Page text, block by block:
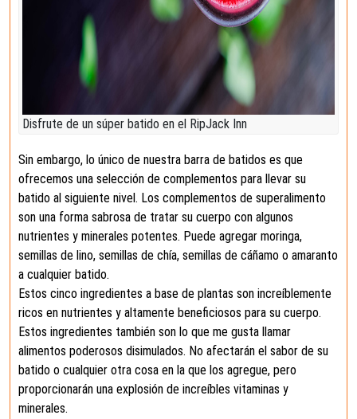
Disfrute de un súper batido en el RipJack Inn
Sin embargo, lo único de nuestra barra de batidos es que
ofrecemos una selección de complementos para llevar su
batido al siguiente nivel. Los complementos de superalimento
son una forma sabrosa de tratar su cuerpo con algunos
nutrientes y minerales potentes. Puede agregar moringa,
semillas de lino, semillas de chía, semillas de cáñamo o amaranto
a cualquier batido.
Estos cinco ingredientes a base de plantas son increíblemente
ricos en nutrientes y altamente beneficiosos para su cuerpo.
Estos ingredientes también son lo que me gusta llamar
alimentos poderosos disimulados. No afectarán el sabor de su
batido o cualquier otra cosa en la que los agregue, pero
proporcionarán una explosión de increíbles vitaminas y
minerales.